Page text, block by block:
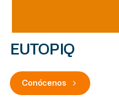
EUTOPIQ
Conócenos